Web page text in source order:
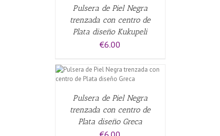
Pulsera de Piel Negra
trenzada con centro de
Plata diseño Kukupeli
€6.00
Pulsera de Piel Negra
trenzada con centro de
Plata diseño Greca